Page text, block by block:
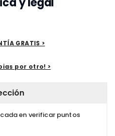
GRATIS >
por otro! >
en verificar puntos